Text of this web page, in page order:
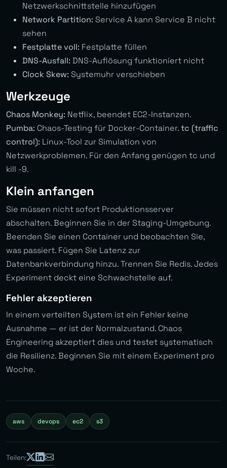
Netzwerkschnittstelle hinzufügen
Network Partition: Service A kann Service B nicht
sehen
Festplatte voll: Festplatte füllen
DNS-Ausfall: DNS-Auflösung funktioniert nicht
Clock Skew: Systemuhr verschieben
Werkzeuge
Chaos Monkey: Netflix, beendet EC2-Instanzen.
Pumba: Chaos-Testing für Docker-Container.tc (traffic
control): Linux-Tool zur Simulation von
Netzwerkproblemen. Für den Anfang genügen tc und
kill -9.
Klein anfangen
Sie müssen nicht sofort Produktionsserver
abschalten. Beginnen Sie in der Staging-Umgebung.
Beenden Sie einen Container und beobachten Sie,
was passiert. Fügen Sie Latenz zur
Datenbankverbindung hinzu. Trennen Sie Redis. Jedes
Experiment deckt eine Schwachstelle auf.
Fehler akzeptieren
In einem verteilten System ist ein Fehler keine
Ausnahme — er ist der Normalzustand. Chaos
Engineering akzeptiert dies und testet systematisch
die Resilienz. Beginnen Sie mit einem Experiment pro
Woche.
aws devops ec2 s3
Teilen: